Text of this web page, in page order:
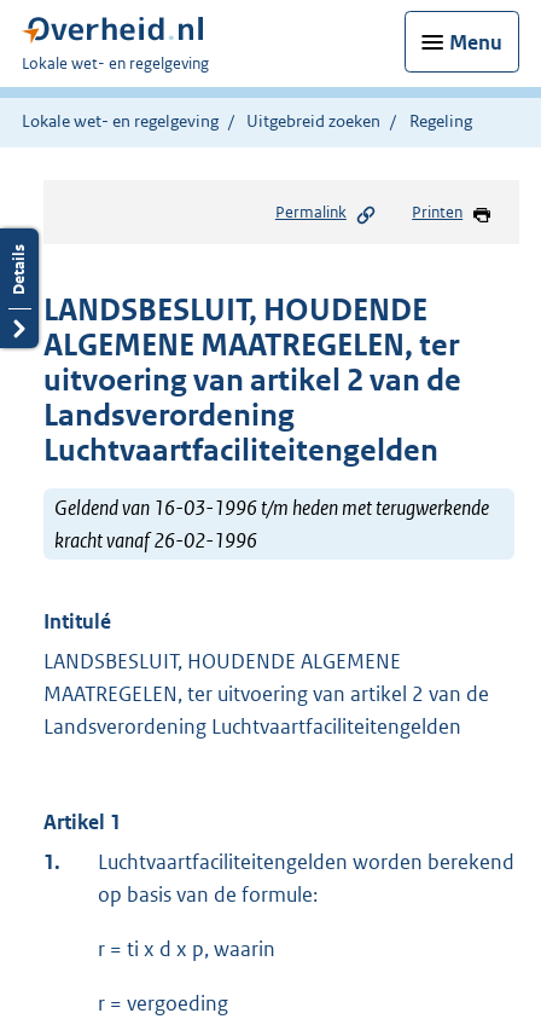
Menu
U
bent
hier:
Lokale wet- en regelgeving
Lokale wet- en regelgeving Uitgebreid zoeken Regeling
Permalink Printen
LANDSBESLUIT, HOUDENDE
ALGEMENE MAATREGELEN, ter
uitvoering van artikel 2 van de
Landsverordening
Luchtvaartfaciliteitengelden
Geldend van 16-03-1996 t/m heden met terugwerkende
kracht vanaf 26-02-1996
Intitulé
LANDSBESLUIT, HOUDENDE ALGEMENE
MAATREGELEN, ter uitvoering van artikel 2 van de
Landsverordening Luchtvaartfaciliteitengelden
Artikel 1
1.
Luchtvaartfaciliteitengelden worden berekend
op basis van de formule:
r = ti x d x p, waarin
r = vergoeding